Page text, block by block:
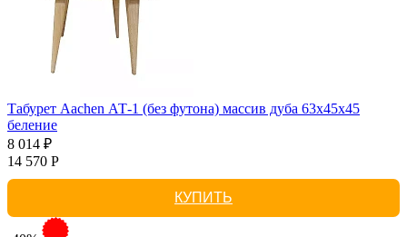
Табурет Aachen АТ-1 (без футона) массив дуба 63х45х45
беление
8 014 ₽
14 570 Р
КУПИТЬ